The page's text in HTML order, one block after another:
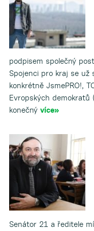
podpisem společný
Spojenci pro kraj se
konkrétně JsmePRO!,
Evropských demokratů
konečný více»
Senátor 21 a ředitele